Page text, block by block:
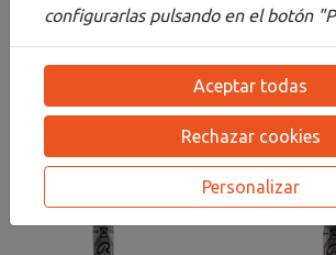
Opiniones
¡Este producto no tiene descripción!
PRODUCTOS
configurarlas pulsando en el botón
Aceptar todas
Rechazar cookies
Personalizar